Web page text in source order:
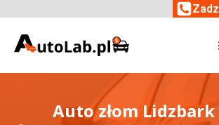
Auto złom Lidzbark